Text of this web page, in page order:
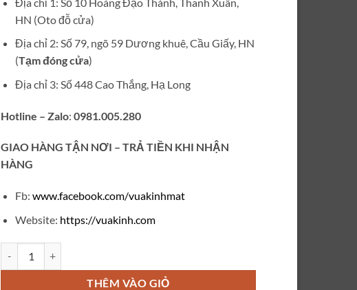
₫220,000.
HN (Oto đỗ cửa)
Địa chỉ 2: Số 79, ngõ 59 Dương khuê, Cầu Giấy, HN
(Tạm đóng cửa)
Địa chỉ 3: Số 448 Cao Thắng, Hạ Long
Hotline – Zalo:0981.005.280
GIAO HÀNG TẬN NƠI – TRẢ TIỀN KHI NHẬN
HÀNG
Fb:www.facebook.com/vuakinhmat
Website: https://vuakinh.com
THÊM VÀO GIỎ